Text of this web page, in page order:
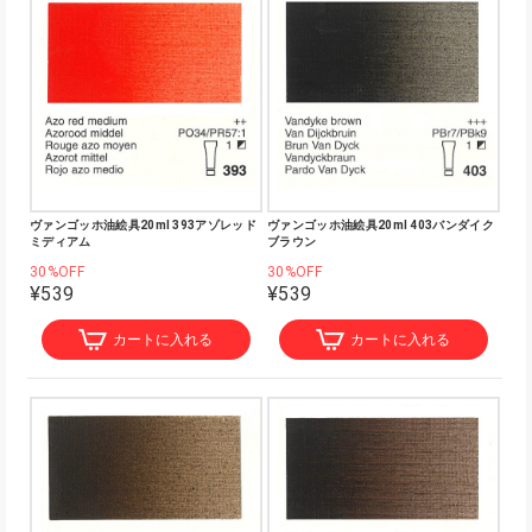
ヴァンゴッホ油絵具20ml 393アゾレッド
ミディアム
30%OFF
¥539
カートに入れる
ヴァンゴッホ油絵具20ml 403バンダイク
ブラウン
30%OFF
¥539
カートに入れる